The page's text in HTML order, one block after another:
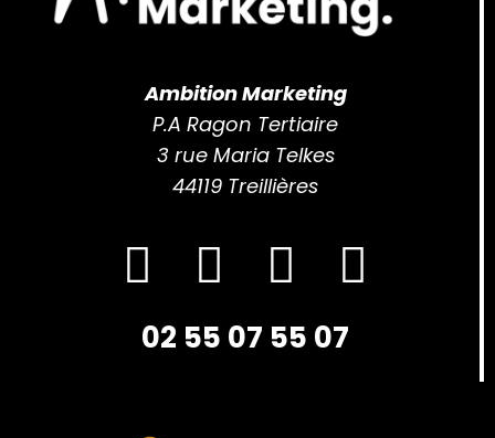
Ambition Marketing
P.A Ragon Tertiaire
3 rue Maria Telkes
44119 Treillières
02 55 07 55 07